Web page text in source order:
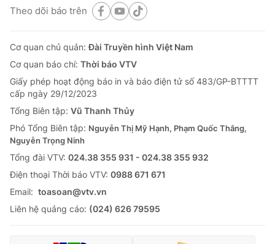
Theo dõi báo trên
Cơ quan chủ quản:Đài Truyền hình Việt Nam
Cơ quan báo chí: Thời báo VTV
Giấy phép hoạt động báo in và báo điện tử số 483/GP-BTTTT
cấp ngày 29/12/2023
Tổng Biên tập: Vũ Thanh Thủy
Phó Tổng Biên tập: Nguyễn Thị Mỹ Hạnh, Phạm Quốc Thắng,
Nguyễn Trọng Ninh
Tổng đài VTV: 024.38 355 931 - 024.38 355 932
Ðiện thoại Thời báo VTV: 0988 671 671
Email: toasoan@vtv.vn
Liên hệ quảng cáo: (024) 626 79595